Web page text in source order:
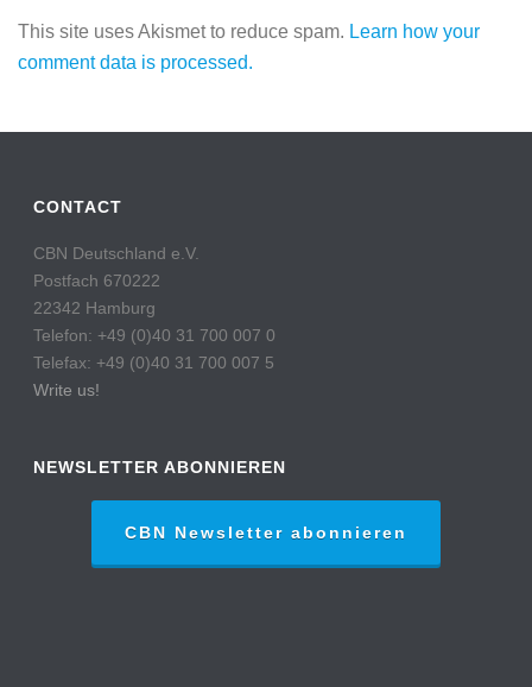
This site uses Akismet to reduce spam. Learn how your
comment data is processed.
CONTACT
CBN Deutschland e.V.
Postfach 670222
22342 Hamburg
Telefon: +49 (0)40 31 700 007 0
Telefax: +49 (0)40 31 700 007 5
Write us!
NEWSLETTER ABONNIEREN
CBN Newsletter abonnieren